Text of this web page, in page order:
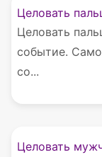
Целовать
Целовать
событие.
со...
Целовать